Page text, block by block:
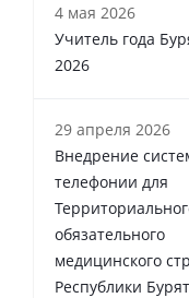
4 мая 2026
Учитель года
2026
29 апреля 2026
Внедрение
телефонии для
обязательного
медицинского
Республики